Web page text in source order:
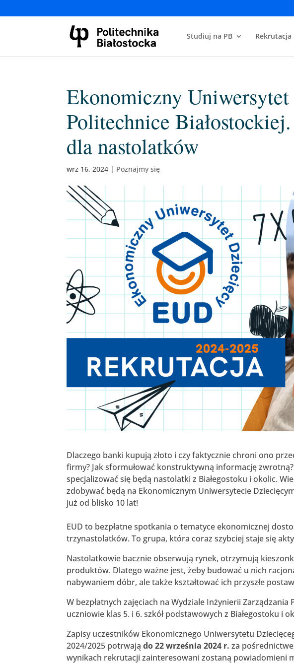
Studiuj na PB Rekrutacja
Ekonomiczny
Politechnice
dla nastolatków
wrz 16, 2024 | Poznajmy się
Dlaczego banki kupują złoto i czy faktycznie chroni ono
firmy? Jak sformułować konstruktywną informację
specjalizować się będą nastolatki z Białegostoku i okolic.
zdobywać będą na Ekonomicznym Uniwersytecie
już od blisko 10 lat!
EUD to bezpłatne spotkania o tematyce ekonomicznej
trzynastolatków. To grupa, która coraz szybciej staje się
Nastolatkowie bacznie obserwują rynek, otrzymują
produktów. Dlatego ważne jest, żeby budować u nich
nabywaniem dóbr, ale także kształtować ich przyszłe
W bezpłatnych zajęciach na Wydziale Inżynierii Zarządzania
uczniowie klas 5. i 6. szkół podstawowych z Białegostoku i
Zapisy uczestników Ekonomicznego Uniwersytetu
2024/2025 potrwajądo 22 września 2024 r. za
wynikach rekrutacji zainteresowani zostaną powiadomieni